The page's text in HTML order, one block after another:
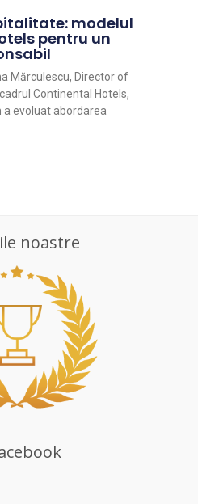
modelul
pentru un
Mărculescu, Director of
Continental Hotels,
evoluat abordarea
noastre